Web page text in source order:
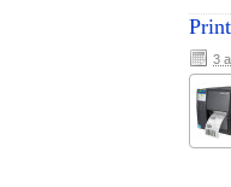
3